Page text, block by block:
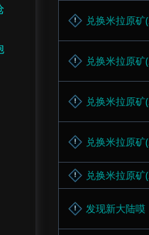
兑换米拉原矿
兑换米拉原矿
兑换米拉原矿
兑换米拉原矿
兑换米拉原矿
发现新大陆嗼